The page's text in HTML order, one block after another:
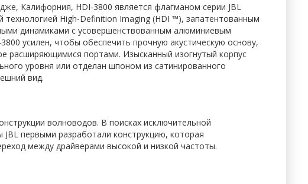
Калифорния, HDI-3800 является флагманом серии JBL
High-Definition Imaging (HDI ™), запатентованным
динамиками с усовершенствованным алюминиевым
усилен, чтобы обеспечить прочную акустическую основу,
расширяющимися портами. Изысканный изогнутый корпус
уровня или отделан шпоном из сатинированного
вид.
волноводов. В поисках исключительной
первыми разработали конструкцию, которая
между драйверами высокой и низкой частоты.